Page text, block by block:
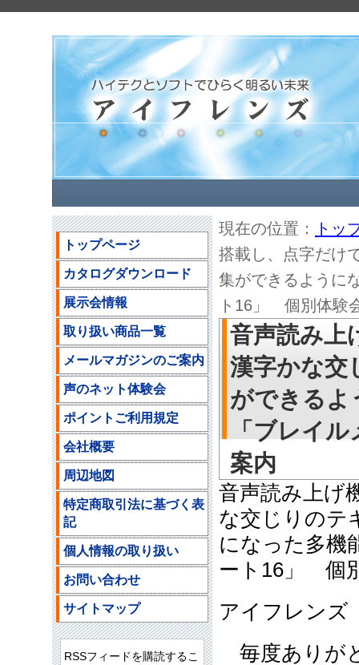
現在の位置：
トッ
搭載し、点字だけ
集ができるように
ト16」 個別体験
音声読み上
漢字かな交
ができるよ
「ブレイ
案内
音声読み上げ
な交じりのテ
になった多機
ート16」 個
アイフレン
毎度ありが
トップページ
カタログダウンロード
展示会情報
取り扱い商品一覧
メールマガジンのご案内
声のネット体験会
ポイントご利用規定
会社概要
周辺地図
特定商取引法に基づく表
記
個人情報の取り扱い
お問い合わせ
サイトマップ
RSSフィードを購読するこ